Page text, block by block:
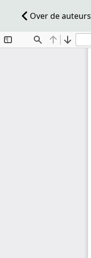
Over de auteurs